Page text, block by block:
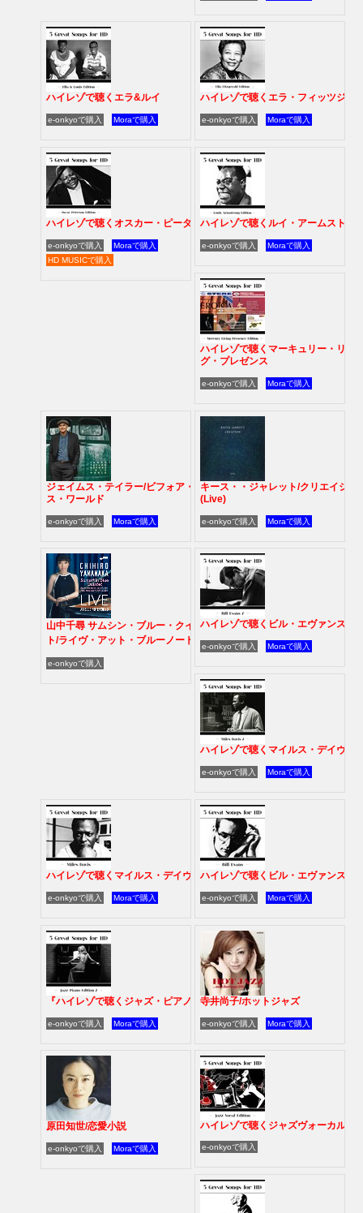
ハイレゾで聴くエラ&ルイ
e-onkyoで購入 Moraで購入
ハイレゾで聴くエラ・フィッツジェ
e-onkyoで購入 Moraで購入
ハイレゾで聴くオスカー・ピーターソン
e-onkyoで購入
Moraで購入
HD MUSICで購入
ハイレゾで聴くルイ・アームストロ
e-onkyoで購入 Moraで購入
ハイレゾで聴くマーキュリー・リヴ
グ・プレゼンス
e-onkyoで購入 Moraで購入
ジェイムス・テイラー/ビフォア・ディ
ス・ワールド
e-onkyoで購入 Moraで購入
キース・・ジャレット/クリエイショ
(Live)
e-onkyoで購入 Moraで購入
山中千尋 サムシン・ブルー・クインテッ
ト/ライヴ・アット・ブルーノート東京
e-onkyoで購入
ハイレゾで聴くビル・エヴァンス2
e-onkyoで購入 Moraで購入
ハイレゾで聴くマイルス・デイヴィ
e-onkyoで購入 Moraで購入
ハイレゾで聴くマイルス・デイヴィス
e-onkyoで購入 Moraで購入
ハイレゾで聴くビル・エヴァンス
e-onkyoで購入 Moraで購入
『ハイレゾで聴くジャズ・ピアノ2』
e-onkyoで購入 Moraで購入
寺井尚子/ホットジャズ
e-onkyoで購入 Moraで購入
原田知世/恋愛小説
e-onkyoで購入 Moraで購入
ハイレゾで聴くジャズヴォーカル
e-onkyoで購入